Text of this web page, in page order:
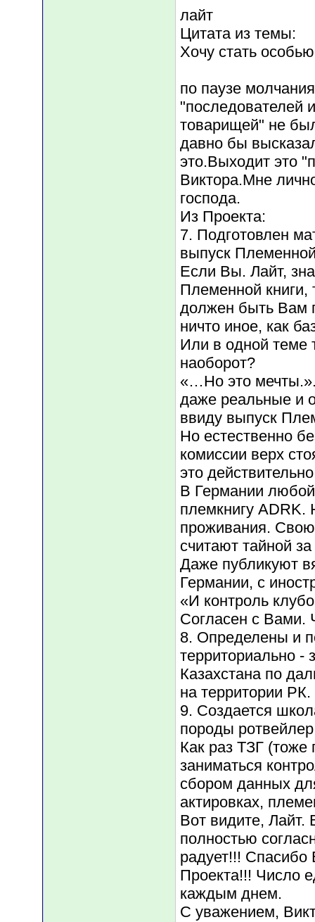
лайт
Цитата из темы:
Хочу стать
по паузе
"последователей
товарищей" не
давно бы
это.Выходит это
Виктора.Мне
господа.
Из Проекта:
7. Подготовлен
выпуск
Если Вы. Лайт,
Племенной книги,
должен быть Вам
ничто иное, как
Или в одной теме
наоборот?
«…Но это
даже реальные и
ввиду выпуск
Но естественно
комиссии верх
это
В Германии
племкнигу ADRK.
проживания.
считают тайной
Даже публикуют
Германии, с
«И контроль
Согласен с Вами.
8. Определены и
территориально
Казахстана по
на территории РК.
9. Создается
породы
Как раз ТЗГ
заниматься
сбором данных
актировках,
Вот видите, Лайт.
полностью
радует!!! Спасибо
Проекта!!! Число
каждым днем.
С уважением,